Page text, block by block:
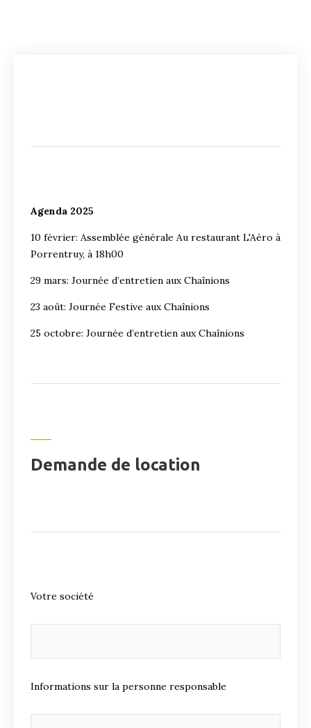
Agenda 2025
10 février: Assemblée générale Au restaurant L'Aéro à
Porrentruy, à 18h00
29 mars: Journée d’entretien aux Chaînions
23 août: Journée Festive aux Chaînions
25 octobre: Journée d’entretien aux Chaînions
Demande de location
Votre société
Informations sur la personne responsable